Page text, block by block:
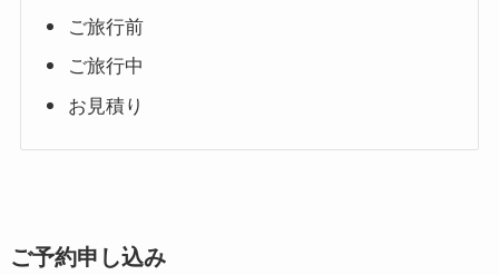
ご旅行前
ご旅行中
お見積り
ご予約申し込み